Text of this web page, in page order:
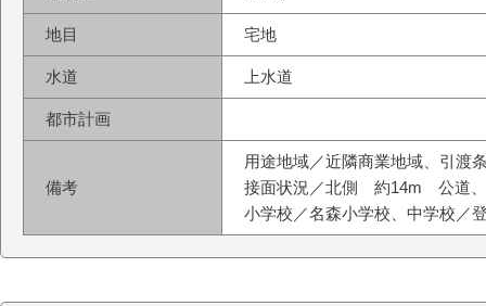
地目 宅地
水道 上水道
都市計画
備考
用途地域／近隣商業地域、引渡
接面状況／北側 約14m 公
小学校／名森小学校、中学校／